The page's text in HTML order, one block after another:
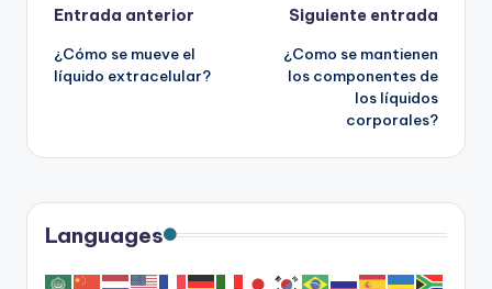
Navegación
de
Entrada anterior
¿Cómo se mueve el
líquido extracelular?
Siguiente entrada
¿Como se mantienen
los componentes de
los líquidos
corporales?
Languages